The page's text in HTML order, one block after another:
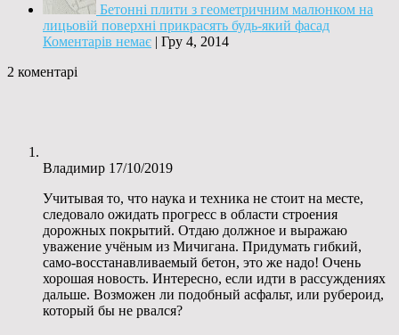
Бетонні плити з геометричним малюнком на
лицьовій поверхні прикрасять будь-який фасад
Коментарів немає | Гру 4, 2014
2 коментарі
Владимир 17/10/2019
Учитывая то, что наука и техника не стоит на месте,
следовало ожидать прогресс в области строения
дорожных покрытий. Отдаю должное и выражаю
уважение учёным из Мичигана. Придумать гибкий,
само-восстанавливаемый бетон, это же надо! Очень
хорошая новость. Интересно, если идти в рассуждениях
дальше. Возможен ли подобный асфальт, или рубероид,
который бы не рвался?